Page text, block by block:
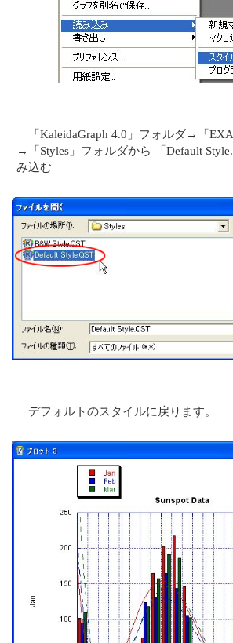
「KaleidaGraph 4.0」フォルダ→「
→「Styles」フォルダから 「Default
み込む
デフォルトのスタイルに戻ります。